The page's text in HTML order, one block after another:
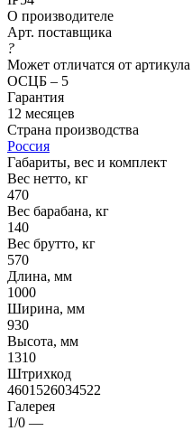
О производителе
Арт. поставщика
?
Может отличатся от
ОСЦБ – 5
Гарантия
12 месяцев
Страна производства
Россия
Габариты, вес и комплект
Вес нетто, кг
470
Вес барабана, кг
140
Вес брутто, кг
570
Длина, мм
1000
Ширина, мм
930
Высота, мм
1310
Штрихкод
4601526034522
Галерея
1/0 —